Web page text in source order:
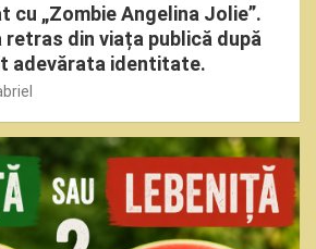
cu „Zombie Angelina Jolie”.
retras din viața publică după
adevărata identitate.